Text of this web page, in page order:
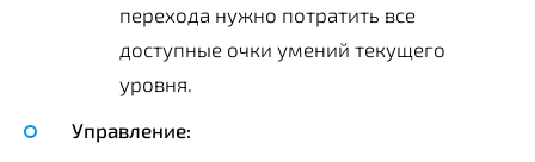
перехода нужно потратить все
доступные очки умений текущего
уровня.
Управление: